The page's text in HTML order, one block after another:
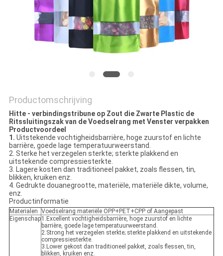
Productomschrijving
Hitte - verbindingstribune op Zout die Zwarte Plastic de
Ritssluitingszak van de Voedselrang met Venster verpakken
Productvoordeel
1. Uitstekende vochtigheidsbarrière, hoge zuurstof en lichte
barrière, goede lage temperatuurweerstand.
2. Sterke het verzegelen sterkte; sterkte plakkend en
uitstekende compressiesterkte.
3. Lagere kosten dan traditioneel pakket, zoals flessen, tin,
blikken, kruiken enz.
4. Gedrukte douanegrootte, materiële, materiële dikte, volume,
enz.
Productinformatie
Materialen Voedselrang materiële OPP+PET+CPP of Aangepast
Eigenschap1.Excellent vochtigheidsbarrière, hoge zuurstof en lichte
barrière, goede lage temperatuurweerstand.
2.Strong het verzegelen sterkte; sterkte plakkend en uitstekende
compressiesterkte.
3.Lower gekost dan traditioneel pakket, zoals flessen, tin,
blikken, kruiken enz.